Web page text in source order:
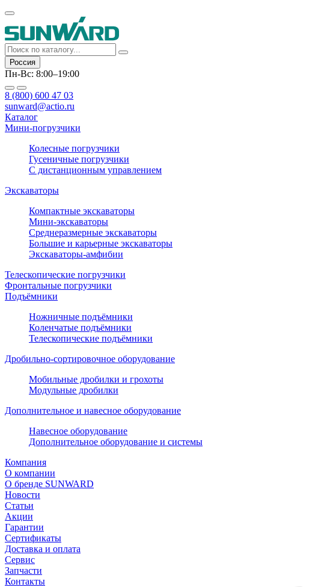
Россия
Пн-Вс: 8:00–19:00
8 (800) 600 47 03
sunward@actio.ru
Каталог
Мини-погрузчики
Колесные погрузчики
Гусеничные погрузчики
С дистанционным управлением
Экскаваторы
Компактные экскаваторы
Мини-экскаваторы
Среднеразмерные экскаваторы
Большие и карьерные экскаваторы
Экскаваторы-амфибии
Телескопические погрузчики
Фронтальные погрузчики
Подъёмники
Ножничные подъёмники
Коленчатые подъёмники
Телескопические подъёмники
Дробильно-сортировочное оборудование
Мобильные дробилки и грохоты
Модульные дробилки
Дополнительное и навесное оборудование
Навесное оборудование
Дополнительное оборудование и системы
Компания
О компании
О бренде SUNWARD
Новости
Статьи
Акции
Гарантии
Сертификаты
Доставка и оплата
Сервис
Запчасти
Контакты